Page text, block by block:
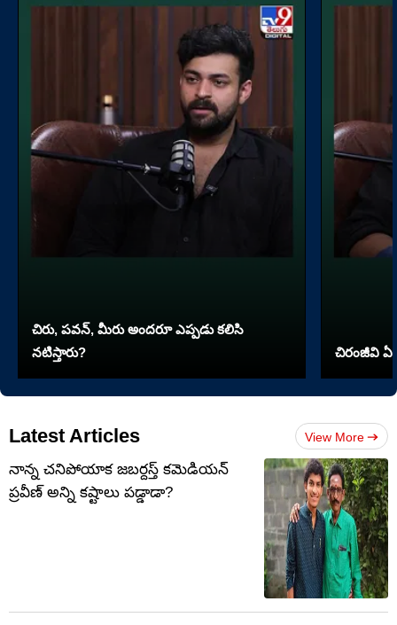
చిరు, పవన్, మీరు అందరూ ఎప్పడు కలిసి
నటిస్తారు?
చిరంజీవి ఏ
Latest Articles View More
నాన్న చనిపోయాక జబర్దస్త్ కమెడియన్
ప్రవీణ్ అన్ని కష్టాలు పడ్డాడా?